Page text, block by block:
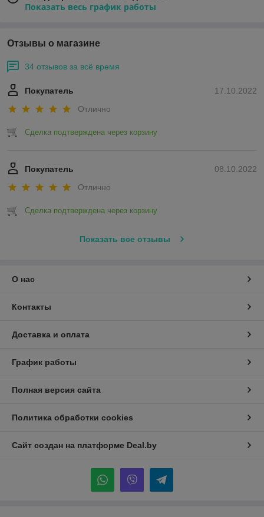
Показать весь график работы
Отзывы о магазине
34 отзывов за всё время
17.10.2022
Покупатель
Отлично
Сделка подтверждена через корзину
08.10.2022
Покупатель
Отлично
Сделка подтверждена через корзину
Показать все отзывы
О нас
Контакты
Доставка и оплата
График работы
Полная версия сайта
Политика обработки cookies
Сайт создан на платформе Deal.by